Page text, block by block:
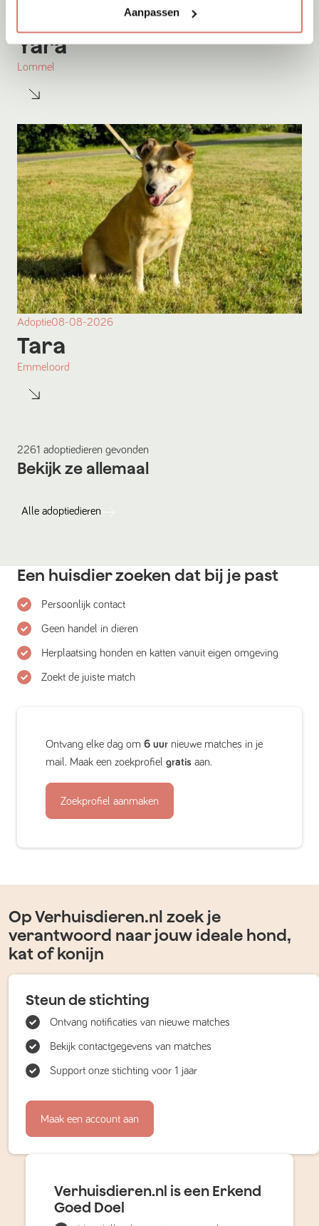
Aanpassen
Yara
Lommel
Adoptie08-08-2026
Tara
Emmeloord
2261 adoptiedieren gevonden
Bekijk ze allemaal
Alle adoptiedieren
Een huisdier zoeken dat bij je past
Persoonlijk contact
Geen handel in dieren
Herplaatsing honden en katten vanuit eigen omgeving
Zoekt de juiste match
Ontvang elke dag om 6 uur nieuwe matches in je
mail. Maak een zoekprofiel gratis aan.
Zoekprofiel aanmaken
Op Verhuisdieren.nl zoek je
verantwoord naar jouw ideale hond,
kat of konijn
Steun de stichting
Ontvang notificaties van nieuwe matches
Bekijk contactgegevens van matches
Support onze stichting voor 1 jaar
Maak een account aan
Verhuisdieren.nl is een Erkend
Goed Doel